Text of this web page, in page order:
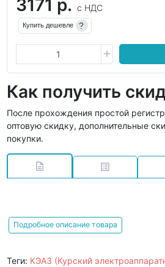
3171 р. с НДС
Купить дешевле ?
Как получить
После прохождения простой
оптовую скидку, дополнительные
покупки.
Подробное описание товара
Теги: КЭАЗ (Курский